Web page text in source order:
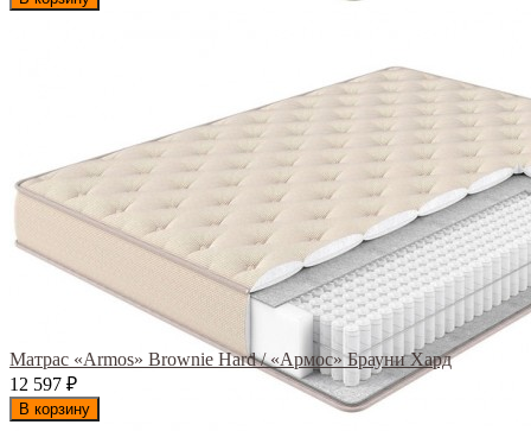
Матрас «Armos» Brownie Hard / «Армос» Брауни Хард
12 597 ₽
В корзину